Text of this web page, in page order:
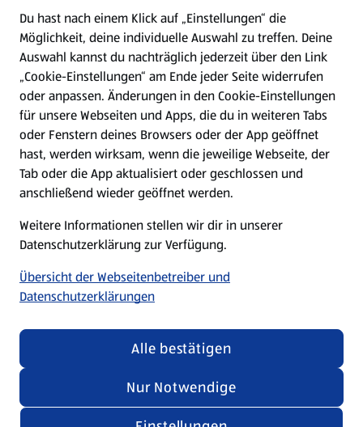
Presse
Hilfe & Kontakt
(öffnet in einem neuen Tab)
Unternehmen
Folge uns hier:
Datenschutz- und Richtlinienmenü
Cookie-Einstellungen
Impressum
Nutzungsbedingungen
Security Policy
Du hast nach einem Klick auf „Einstellungen“ die
Möglichkeit, deine individuelle Auswahl zu treffen. Deine
Auswahl kannst du nachträglich jederzeit über den Link
„Cookie-Einstellungen“ am Ende jeder Seite widerrufen
oder anpassen. Änderungen in den Cookie-Einstellungen
für unsere Webseiten und Apps, die du in weiteren Tabs
oder Fenstern deines Browsers oder der App geöffnet
hast, werden wirksam, wenn die jeweilige Webseite, der
Tab oder die App aktualisiert oder geschlossen und
anschließend wieder geöffnet werden.
Weitere Informationen stellen wir dir in unserer
Datenschutzerklärung zur Verfügung.
Übersicht der Webseitenbetreiber und
Datenschutzerklärungen
Nur Notwendige
Alle bestätigen